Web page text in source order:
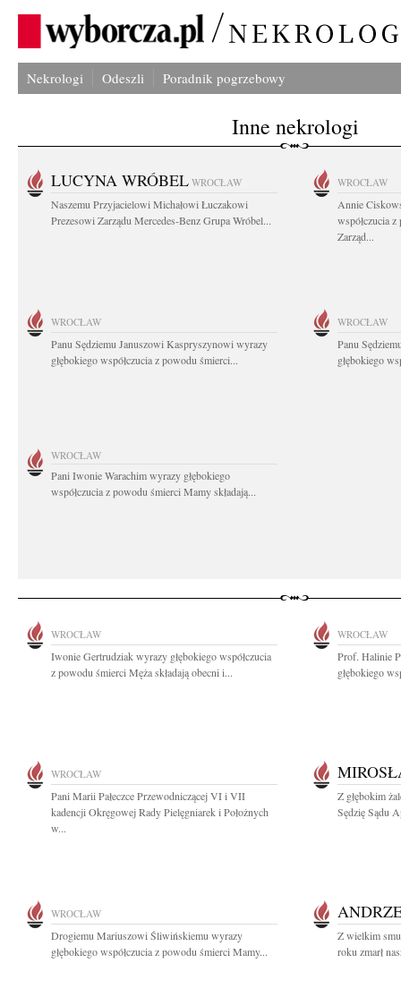
Nekrologi Odeszli Poradnik pogrzebowy
Inne nekrologi
LUCYNA WRÓBEL WROCŁAW
Naszemu Przyjacielowi Michałowi Łuczakowi
Prezesowi Zarządu Mercedes-Benz Grupa Wróbel...
WROCŁAW
Annie
współczucia
Zarząd...
WROCŁAW
Panu Sędziemu Januszowi Kaspryszynowi wyrazy
głębokiego współczucia z powodu śmierci...
WROCŁAW
Panu
głębokiego
WROCŁAW
Pani Iwonie Warachim wyrazy głębokiego
współczucia z powodu śmierci Mamy składają...
WROCŁAW
Iwonie Gertrudziak wyrazy głębokiego współczucia
z powodu śmierci Męża składają obecni i...
WROCŁAW
Prof. Halinie
głębokiego
WROCŁAW
Pani Marii Pałeczce Przewodniczącej VI i VII
kadencji Okręgowej Rady Pielęgniarek i Położnych
w...
Z głębokim
Sędzię Sądu
WROCŁAW
Drogiemu Mariuszowi Śliwińskiemu wyrazy
głębokiego współczucia z powodu śmierci Mamy...
Z wielkim
roku zmarł